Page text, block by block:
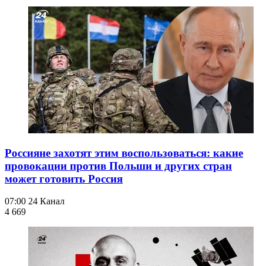
Россияне захотят этим воспользоваться: какие
провокации против Польши и других стран
может готовить Россия
07:00 24 Канал
4 669